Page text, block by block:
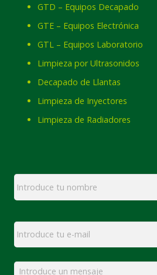
GTD – Equipos Decapado
GTE – Equipos Electrónica
GTL – Equipos Laboratorio
Limpieza por Ultrasonidos
Decapado de Llantas
Limpieza de Inyectores
Limpieza de Radiadores
Nombre *
Email *
Mensaje